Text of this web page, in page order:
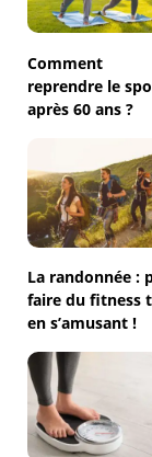
Comment
reprendre le
après 60 ans ?
La randonnée :
faire du fitness
en s’amusant !